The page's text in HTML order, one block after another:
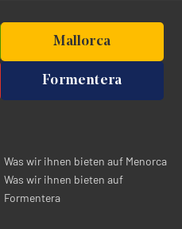
Mallorca
Formentera
Was wir ihnen bieten auf Menorca
Was wir ihnen bieten auf
Formentera